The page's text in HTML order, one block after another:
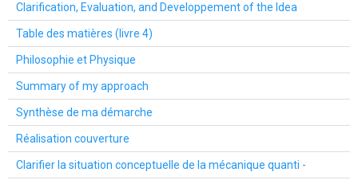
Clarification, Evaluation, and Developpement of the Idea
Table des matières (livre 4)
Philosophie et Physique
Summary of my approach
Synthèse de ma démarche
Réalisation couverture
Clarifier la situation conceptuelle de la mécanique quanti -